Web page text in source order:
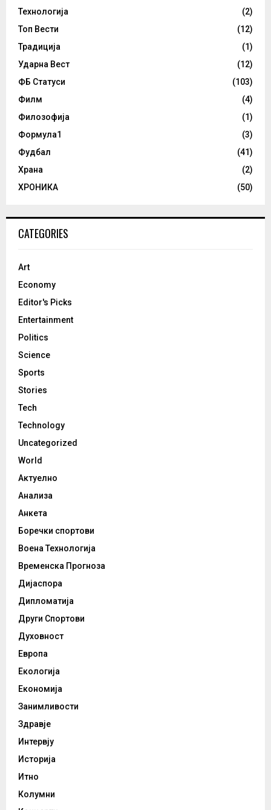
Технологија
(2)
Топ Вести
(12)
Традиција
(1)
Ударна Вест
(12)
ФБ Статуси
(103)
Филм
(4)
Филозофија
(1)
Формула1
(3)
Фудбал
(41)
Храна
(2)
ХРОНИКА
(50)
CATEGORIES
Art
Economy
Editor's Picks
Entertainment
Politics
Science
Sports
Stories
Tech
Technology
Uncategorized
World
Актуелно
Анализа
Анкета
Боречки спортови
Воена Технологија
Временска Прогноза
Дијаспора
Дипломатија
Други Спортови
Духовност
Европа
Екологија
Економија
Занимливости
Здравје
Интервју
Историја
Итно
Колумни